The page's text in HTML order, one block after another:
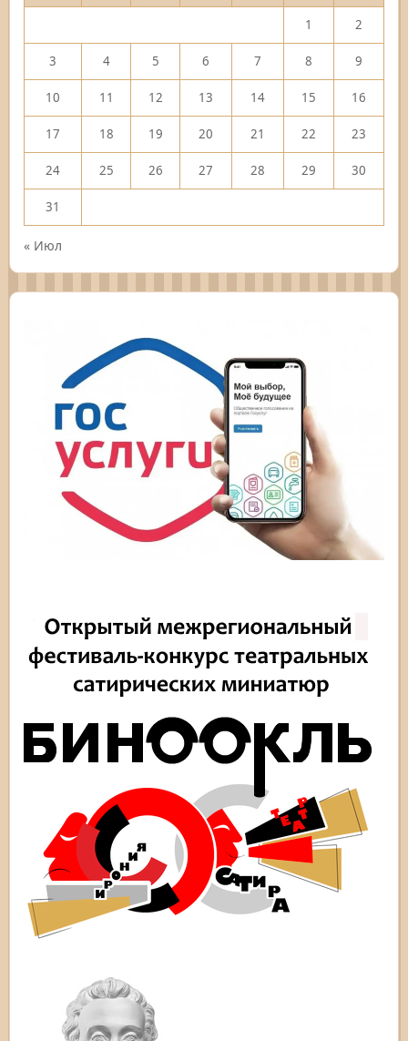
1 2
3 4 5 6 7 8 9
10 11 12 13 14 15 16
17 18 19 20 21 22 23
24 25 26 27 28 29 30
31
« Июл